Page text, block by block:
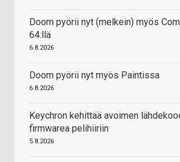
Vastaa
Doom pyörii nyt (melkein) myös
64:llä
6.8.2026
Doom pyörii nyt myös Paintissa
6.8.2026
Keychron kehittää avoimen
firmwarea pelihiiriin
5.8.2026